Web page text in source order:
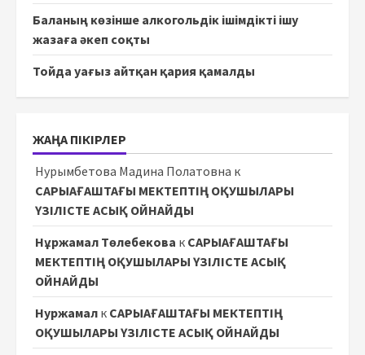
Баланың көзінше алкогольдік ішімдікті ішу
жазаға әкеп соқты
Тойда уағыз айтқан қария қамалды
ЖАҢА ПІКІРЛЕР
Нурымбетова Мадина Полатовна к
САРЫАҒАШТАҒЫ МЕКТЕПТІҢ ОҚУШЫЛАРЫ
ҮЗІЛІСТЕ АСЫҚ ОЙНАЙДЫ
Нұржамал Төлебекова к САРЫАҒАШТАҒЫ
МЕКТЕПТІҢ ОҚУШЫЛАРЫ ҮЗІЛІСТЕ АСЫҚ
ОЙНАЙДЫ
Нуржамал к САРЫАҒАШТАҒЫ МЕКТЕПТІҢ
ОҚУШЫЛАРЫ ҮЗІЛІСТЕ АСЫҚ ОЙНАЙДЫ